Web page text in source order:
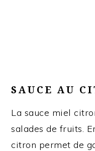
SAUCE AU
La sauce miel
salades de fruits.
citron permet de